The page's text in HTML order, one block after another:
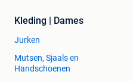
Kleding | Dames
Jurken
Mutsen, Sjaals en
Handschoenen